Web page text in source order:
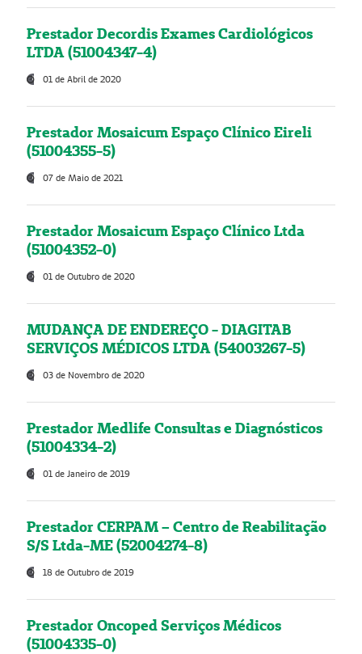
Prestador Decordis Exames Cardiológicos
LTDA (51004347-4)
01 de Abril de 2020
Prestador Mosaicum Espaço Clínico Eireli
(51004355-5)
07 de Maio de 2021
Prestador Mosaicum Espaço Clínico Ltda
(51004352-0)
01 de Outubro de 2020
MUDANÇA DE ENDEREÇO - DIAGITAB
SERVIÇOS MÉDICOS LTDA (54003267-5)
03 de Novembro de 2020
Prestador Medlife Consultas e Diagnósticos
(51004334-2)
01 de Janeiro de 2019
Prestador CERPAM – Centro de Reabilitação
S/S Ltda-ME (52004274-8)
18 de Outubro de 2019
Prestador Oncoped Serviços Médicos
(51004335-0)